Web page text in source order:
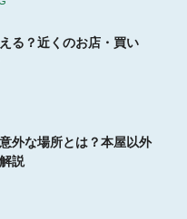
る？近くのお店・買い
外な場所とは？本屋以外
説